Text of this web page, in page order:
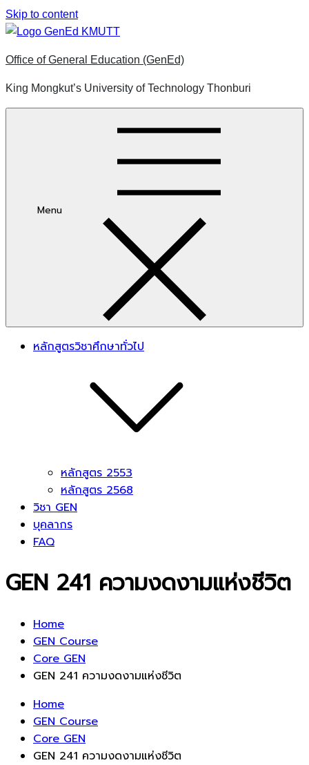
Skip to content
Office of General Education (GenEd)
King Mongkut’s University of Technology Thonburi
Menu
หลักสูตรวิชาศึกษาทั่วไป
หลักสูตร 2553
หลักสูตร 2568
วิชา GEN
บุคลากร
FAQ
GEN 241 ความงดงามแห่งชีวิต
Home
GEN Course
Core GEN
GEN 241 ความงดงามแห่งชีวิต
Home
GEN Course
Core GEN
GEN 241 ความงดงามแห่งชีวิต